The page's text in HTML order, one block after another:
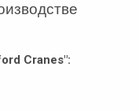
Cranes":